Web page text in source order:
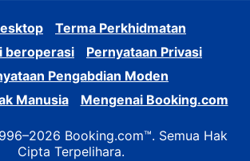
Terma Perkhidmatan
beroperasi
Pernyataan Privasi
Pengabdian Moden
Manusia
Mengenai Booking.com
Booking.com™. Semua Hak
Cipta Terpelihara.